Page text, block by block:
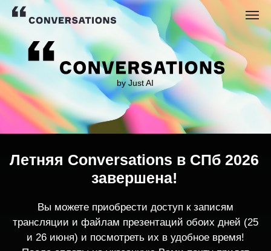
by Just AI
трансляции и файлам презентаций обоих дней (25
После оплаты на указанную Вами почту придет
записей трансляции возможен только с одного
устройства единовременно.
По любым вопросам пишите
contact@conversations-ai.co m
Летняя Conversations в СПб 2026
завершена!